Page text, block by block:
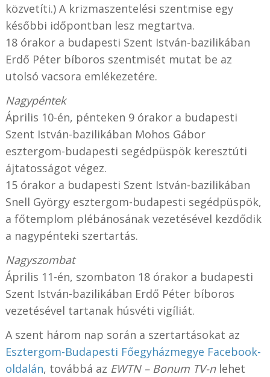
közvetíti.) A krizmaszentelési szentmise egy
későbbi időpontban lesz megtartva.
18 órakor a budapesti Szent István-bazilikában
Erdő Péter bíboros szentmisét mutat be az
utolsó vacsora emlékezetére.
Nagypéntek
Április 10-én, pénteken 9 órakor a budapesti
Szent István-bazilikában Mohos Gábor
esztergom-budapesti segédpüspök keresztúti
ájtatosságot végez.
15 órakor a budapesti Szent István-bazilikában
Snell György esztergom-budapesti segédpüspök,
a főtemplom plébánosának vezetésével kezdődik
a nagypénteki szertartás.
Nagyszombat
Április 11-én, szombaton 18 órakor a budapesti
Szent István-bazilikában Erdő Péter bíboros
vezetésével tartanak húsvéti vigíliát.
A szent három nap során a szertartásokat az
Esztergom-Budapesti Főegyházmegye Facebook-
oldalán, továbbá az EWTN – Bonum TV-nlehet